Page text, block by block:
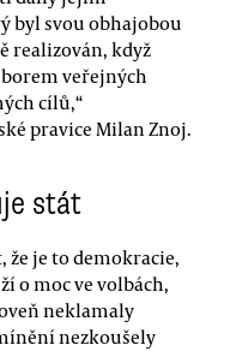
byl svou obhajobou
realizován, když
veřejných
cílů,“
pravice Milan Znoj.
stát
že je to demokracie,
o moc ve volbách,
neklamaly
nezkoušely